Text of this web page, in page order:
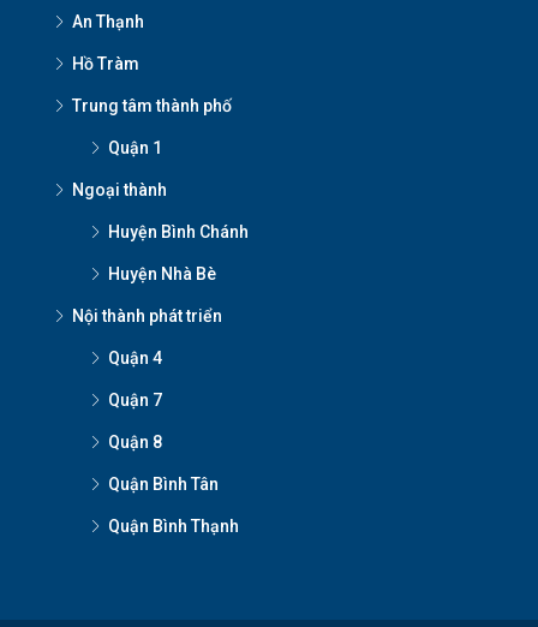
An Thạnh
Hồ Tràm
Trung tâm thành phố
Quận 1
Ngoại thành
Huyện Bình Chánh
Huyện Nhà Bè
Nội thành phát triển
Quận 4
Quận 7
Quận 8
Quận Bình Tân
Quận Bình Thạnh